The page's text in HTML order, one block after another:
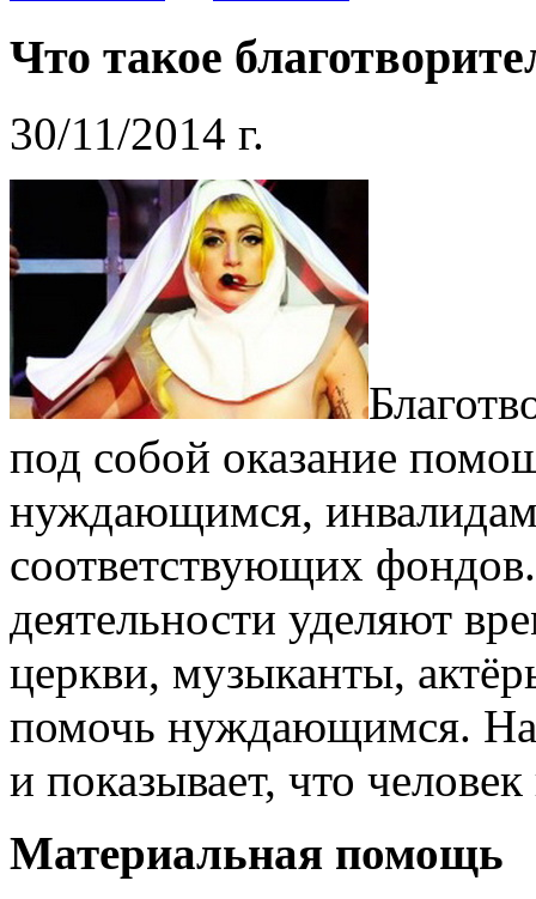
Что такое
30/11/2014 г.
под собой оказание
нуждающимся,
соответствующих
деятельности уделяют
церкви, музыканты,
помочь нуждающимся. На
и показывает, что
Материальная помощь